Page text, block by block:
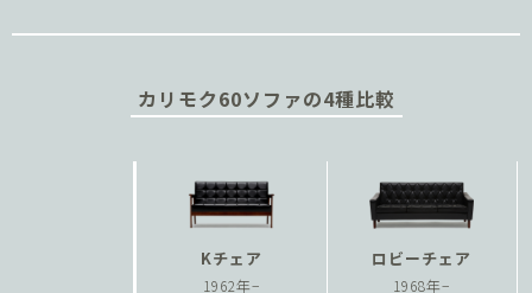
になるLD兼用スタイルのほか、小柄な方にも掛けやすいと選ばれて
ト。ロビーチェアの座り心地をさらに向上させるほか、小柄な方の
3次元加工を施したアームは美しく、カリモクの高い技術力が生かさ
カリモク60ソファの4種比較
Kチェア
1962年−
ロビーチェア
1968年−